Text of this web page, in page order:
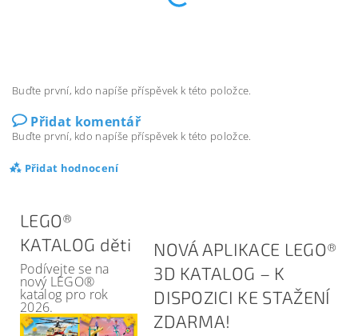
Buďte první, kdo napíše příspěvek k této položce.
Přidat komentář
Buďte první, kdo napíše příspěvek k této položce.
Přidat hodnocení
LEGO®
KATALOG děti
Podívejte se na
nový LEGO®
katalog pro rok
2026.
NOVÁ APLIKACE LEGO®
3D KATALOG – K
DISPOZICI KE STAŽENÍ
ZDARMA!